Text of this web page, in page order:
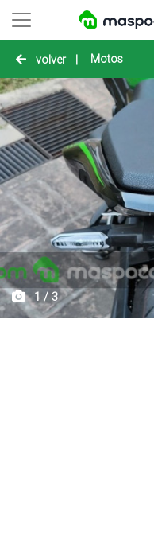
volver | Motos
1 / 3